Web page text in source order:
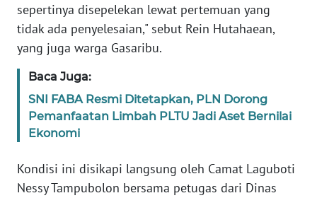
sepertinya disepelekan lewat pertemuan yang
tidak ada penyelesaian," sebut Rein Hutahaean,
yang juga warga Gasaribu.
Baca Juga:
SNI FABA Resmi Ditetapkan, PLN Dorong
Pemanfaatan Limbah PLTU Jadi Aset Bernilai
Ekonomi
Kondisi ini disikapi langsung oleh Camat Laguboti
Nessy Tampubolon bersama petugas dari Dinas
WN
SERAMBI
JAMBI
WN
SULTRA
WN